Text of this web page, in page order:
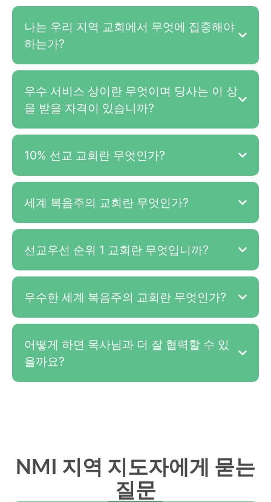
나는 우리 지역 교회에서 무엇에 집중해야
하는가?
우수 서비스 상이란 무엇이며 당사는 이 상
을 받을 자격이 있습니까?
10% 선교 교회란 무엇인가?
세계 복음주의 교회란 무엇인가?
선교우선 순위 1 교회란 무엇입니까?
우수한 세계 복음주의 교회란 무엇인가?
어떻게 하면 목사님과 더 잘 협력할 수 있
을까요?
NMI 지역 지도자에게 묻는
질문